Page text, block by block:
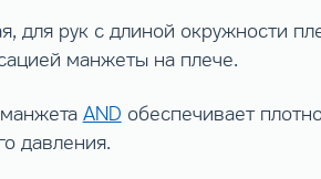
для рук с длиной окружности
манжеты на плече.
AND обеспечивает
давления.